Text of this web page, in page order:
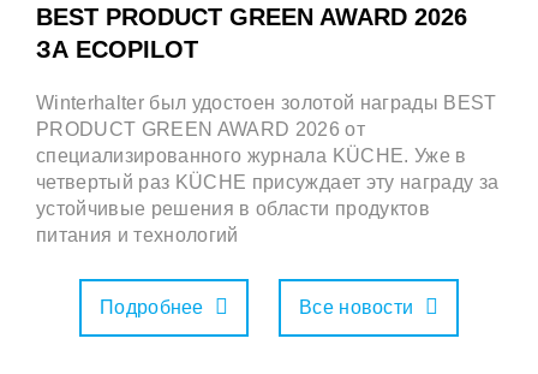
BEST PRODUCT GREEN AWARD 2026
ЗА ECOPILOT
Winterhalter был удостоен золотой награды BEST
PRODUCT GREEN AWARD 2026 от
специализированного журнала KÜCHE. Уже в
четвертый раз KÜCHE присуждает эту награду за
устойчивые решения в области продуктов
питания и технологий
Подробнее Все новости